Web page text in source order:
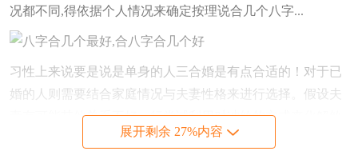
况都不同,得依据个人情况来确定按理说合几个八字...
习性上来说要是说是单身的人三合婚是有点合适的！对于已
婚的人则需要结合家庭情况与夫妻性格来进行选择。假设夫
妻有可能其他关系不好，行尝试利用对冲煞的方式来化解煞
展开剩余 27%内容